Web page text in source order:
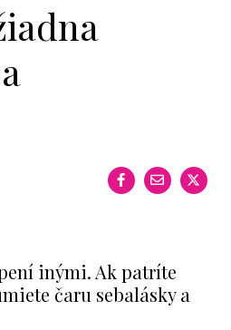
inými. Ak patríte
čaru sebalásky a